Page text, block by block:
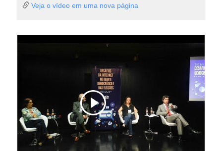
Veja o vídeo em uma nova página